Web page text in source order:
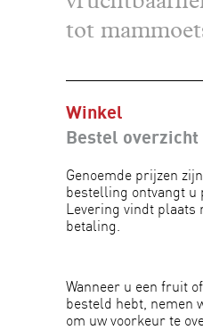
tot
Winkel
Bestel overzicht
Genoemde prijzen
bestelling ontvangt u
Levering vindt plaats
betaling.
Wanneer u een fruit
besteld hebt, nemen
om uw voorkeur te